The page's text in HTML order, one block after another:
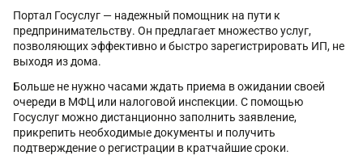
Портал Госуслуг — надежный помощник на пути к
предпринимательству. Он предлагает множество услуг,
позволяющих эффективно и быстро зарегистрировать ИП, не
выходя из дома.
Больше не нужно часами ждать приема в ожидании своей
очереди в МФЦ или налоговой инспекции. С помощью
Госуслуг можно дистанционно заполнить заявление,
прикрепить необходимые документы и получить
подтверждение о регистрации в кратчайшие сроки.